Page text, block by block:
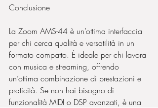
Conclusione
La Zoom AMS-44 è un’ottima interfaccia
per chi cerca qualità e versatilità in un
formato compatto. È ideale per chi lavora
con musica e streaming, offrendo
un’ottima combinazione di prestazioni e
praticità. Se non hai bisogno di
funzionalità MIDI o DSP avanzati, è una